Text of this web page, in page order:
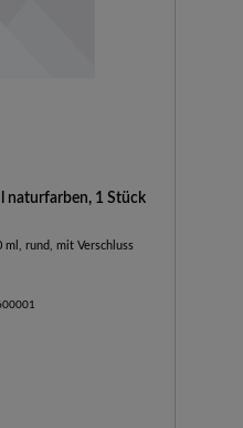
naturfarben, 1 Stück
ml, rund, mit Verschluss